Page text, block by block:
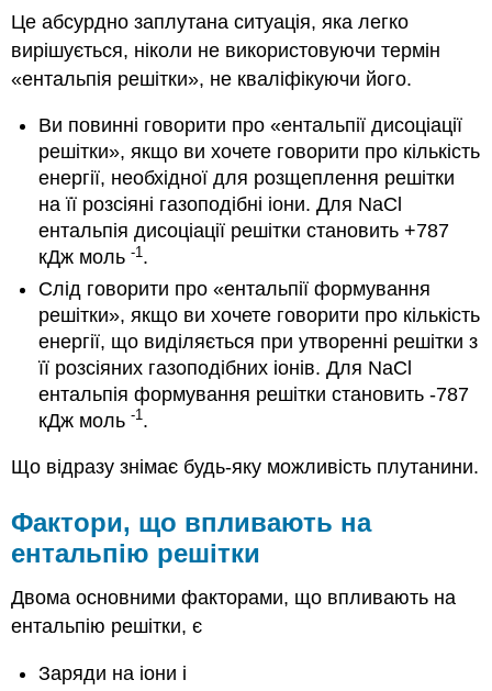
Це абсурдно заплутана ситуація, яка легко
вирішується, ніколи не використовуючи термін
«ентальпія решітки», не кваліфікуючи його.
Ви повинні говорити про «ентальпії дисоціації
решітки», якщо ви хочете говорити про кількість
енергії, необхідної для розщеплення решітки
на її розсіяні газоподібні іони. Для NaCl
ентальпія дисоціації решітки становить +787
кДж моль-1 .
Слід говорити про «ентальпії формування
решітки», якщо ви хочете говорити про кількість
енергії, що виділяється при утворенні решітки з
її розсіяних газоподібних іонів. Для NaCl
ентальпія формування решітки становить -787
кДж моль-1 .
Що відразу знімає будь-яку можливість плутанини.
Фактори, що впливають на
ентальпію решітки
Двома основними факторами, що впливають на
ентальпію решітки, є
Заряди на іони і